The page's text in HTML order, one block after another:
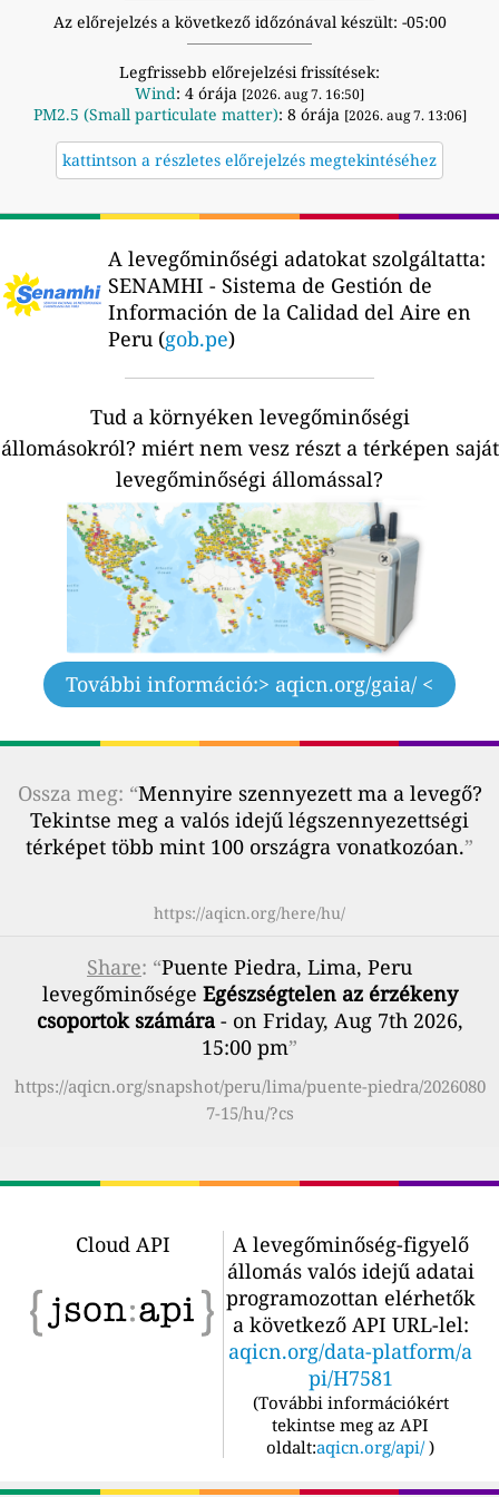
Az előrejelzés a következő időzónával készült: -05:00
Legfrissebb előrejelzési frissítések:
Wind: 4 órája [2026. aug 7. 16:50]
PM2.5 (Small particulate matter): 8 órája [2026. aug 7. 13:06]
kattintson a részletes előrejelzés megtekintéséhez
A levegőminőségi adatokat szolgáltatta:
SENAMHI - Sistema de Gestión de
Información de la Calidad del Aire en
Peru (gob.pe)
Tud a környéken levegőminőségi
állomásokról? miért nem vesz részt a térképen saját
levegőminőségi állomással?
További információ:> aqicn.org/gaia/ <
Ossza meg: “Mennyire szennyezett ma a levegő?
Tekintse meg a valós idejű légszennyezettségi
térképet több mint 100 országra vonatkozóan.”
https://aqicn.org/here/hu/
Share: “Puente Piedra, Lima, Peru
levegőminősége Egészségtelen az érzékeny
csoportok számára- on Friday, Aug 7th 2026,
15:00 pm”
https://aqicn.org/snapshot/peru/lima/puente-piedra/2026080
7-15/hu/?cs
Cloud API
A levegőminőség-figyelő
állomás valós idejű adatai
programozottan elérhetők
a következő API URL-lel:
aqicn.org/data-platform/a
pi/H7581
(További információkért
tekintse meg az API
oldalt:aqicn.org/api/ )